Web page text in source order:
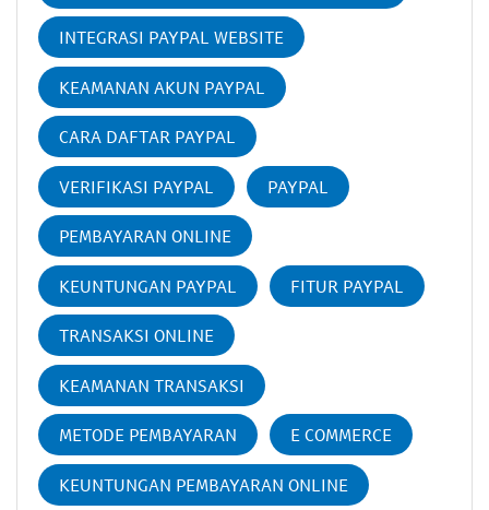
INTEGRASI PAYPAL WEBSITE
KEAMANAN AKUN PAYPAL
CARA DAFTAR PAYPAL
VERIFIKASI PAYPAL PAYPAL
PEMBAYARAN ONLINE
KEUNTUNGAN PAYPAL FITUR PAYPAL
TRANSAKSI ONLINE
KEAMANAN TRANSAKSI
METODE PEMBAYARAN E COMMERCE
KEUNTUNGAN PEMBAYARAN ONLINE